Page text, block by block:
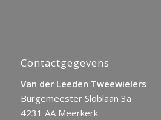
Contactgegevens
Van der Leeden Tweewielers
Burgemeester Sloblaan 3a
4231 AA Meerkerk